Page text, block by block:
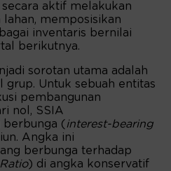
aktif melakukan
lahan, memposisikan
inventaris bernilai
berikutnya.
sorotan utama adalah
grup. Untuk sebuah entitas
pembangunan
nol, SSIA
berbunga ( interest-bearing
Angka ini
berbunga terhadap
) di angka konservatif